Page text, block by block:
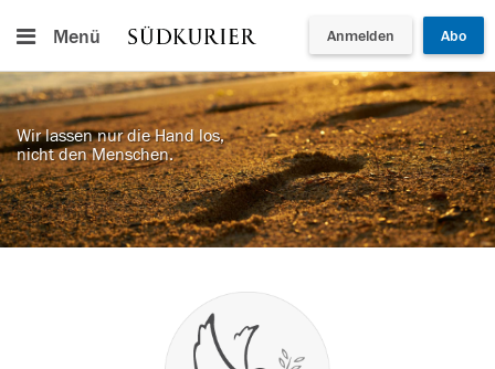
Menü Anmelden Abo
Wir lassen nur die Hand los,
nicht den Menschen.